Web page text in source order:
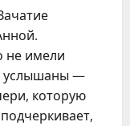
не имели
услышаны —
которую